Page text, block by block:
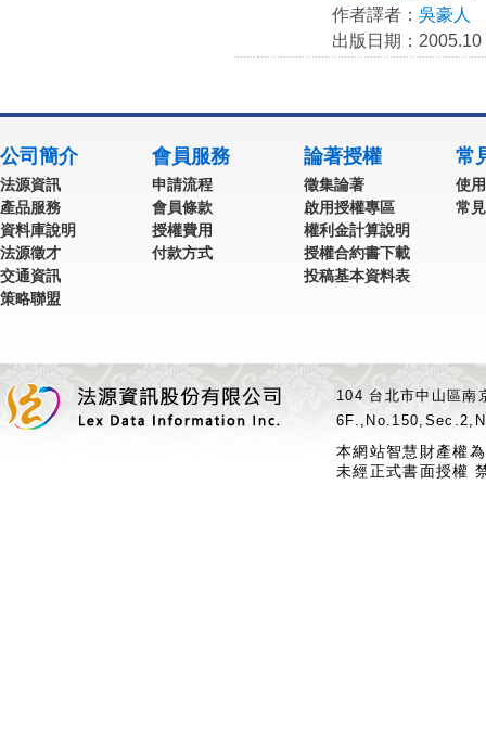
作者譯者： 吳豪人
出版日期：2005.10
公司簡介
法源資訊
產品服務
資料庫說明
法源徵才
交通資訊
策略聯盟
會員服務
申請流程
會員條款
授權費用
付款方式
論著授權
徵集論著
啟用授權專區
權利金計算說明
授權合約書下載
投稿基本資料表
常
使
常
104 台北市中山區
本網站智慧財產權
未經正式書面授權